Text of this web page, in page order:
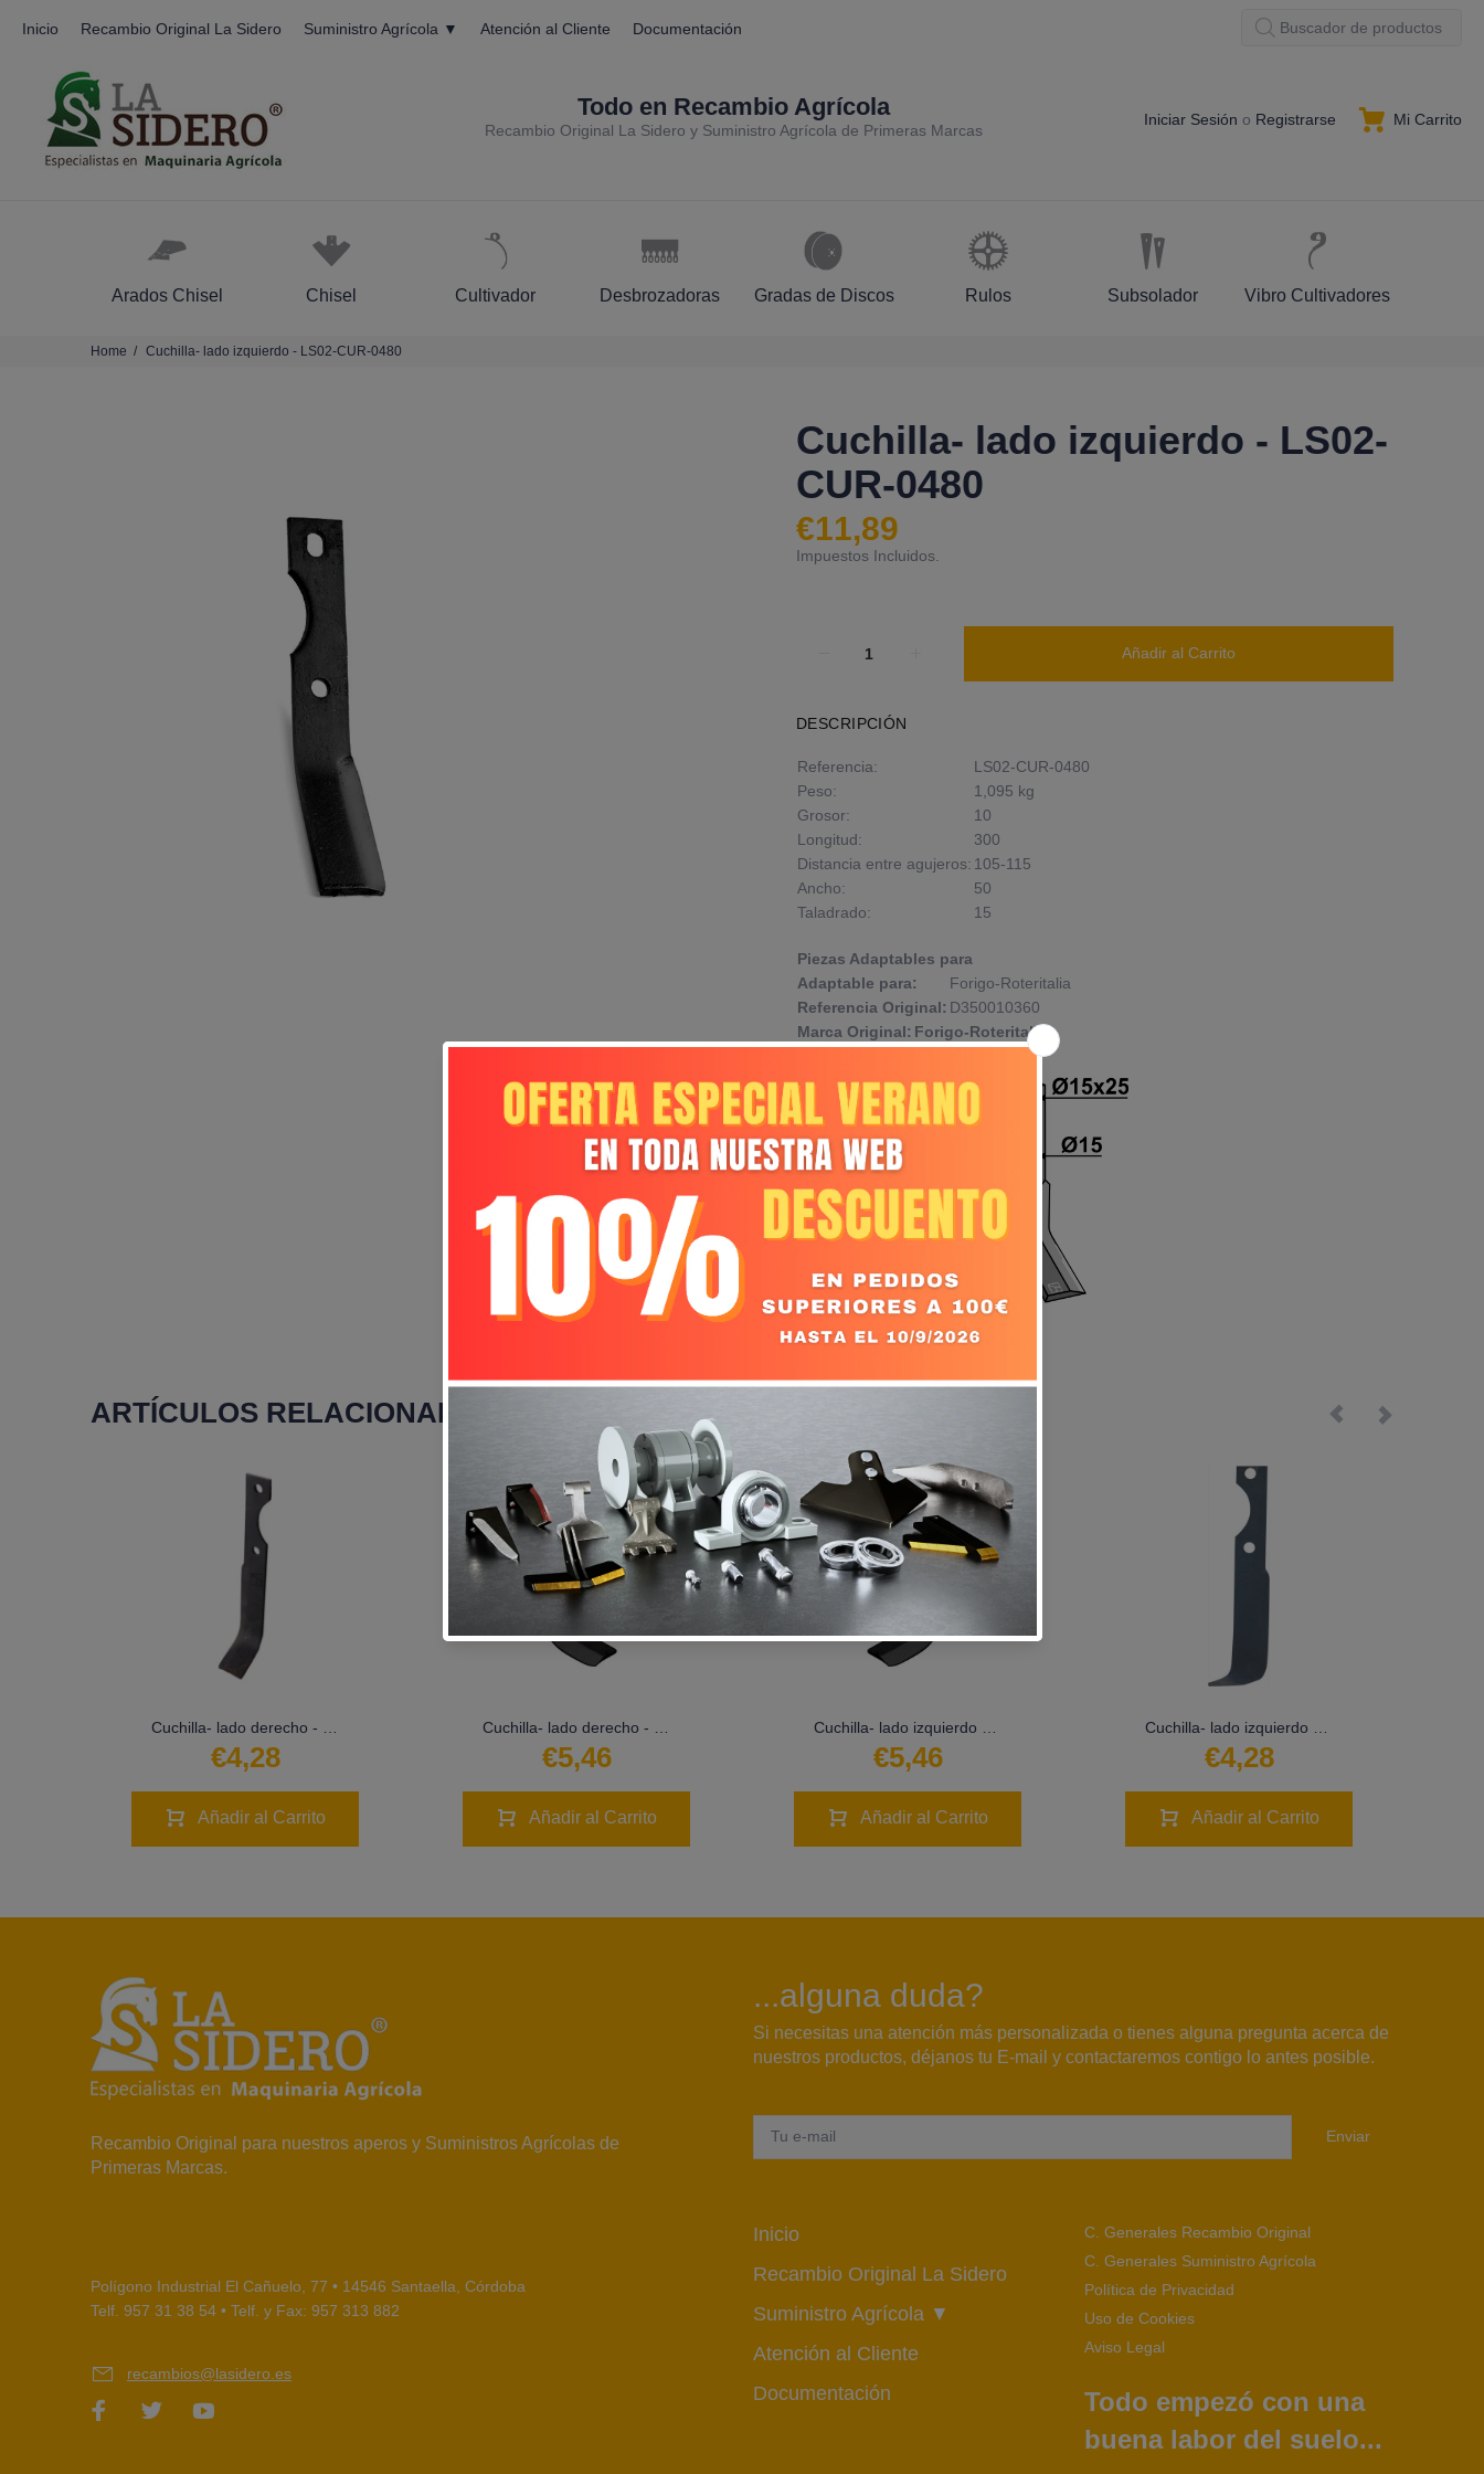
Inicio Recambio Original La Sidero Suministro Agrícola ▼ Atención al Cliente Documentación
Todo en Recambio Agrícola
Recambio Original La Sidero y Suministro Agrícola de Primeras Marcas
Iniciar Sesión o Registrarse Mi Carrito
Arados Chisel Chisel Cultivador Desbrozadoras Gradas de Discos Rulos Subsolador Vibro Cultivadores
Home Cuchilla- lado izquierdo - LS02-CUR-0480
Cuchilla- lado izquierdo - LS02-
CUR-0480
€11,89
Impuestos Incluidos.
Añadir al Carrito
DESCRIPCIÓN
Referencia:
LS02-CUR-0480
Peso:
1,095 kg
Grosor:
10
Longitud:
300
Distancia entre agujeros: 105-115
Ancho:
50
Taladrado:
15
Piezas Adaptables para
Adaptable para:
Forigo-Roteritalia
Referencia Original: D350010360
Marca Original: Forigo-Roteritalia
ARTÍCULOS RELACIONADOS
€4,28
Añadir al Carrito
€5,46
Añadir al Carrito
€5,46
Añadir al Carrito
€4,28
Añadir al Carrito
Recambio Original para nuestros aperos y Suministros Agrícolas de
Primeras Marcas.
Polígono Industrial El Cañuelo, 77 • 14546 Santaella, Córdoba
Telf. 957 31 38 54 • Telf. y Fax: 957 313 882
recambios@lasidero.es
...alguna duda?
Si necesitas una atención más personalizada o tienes alguna pregunta acerca de
nuestros productos, déjanos tu E-mail y contactaremos contigo lo antes posible.
Enviar
Inicio
Recambio Original La Sidero
Suministro Agrícola ▼
Atención al Cliente
Documentación
C. Generales Recambio Original
C. Generales Suministro Agrícola
Política de Privacidad
Uso de Cookies
Aviso Legal
Todo empezó con una
buena labor del suelo...